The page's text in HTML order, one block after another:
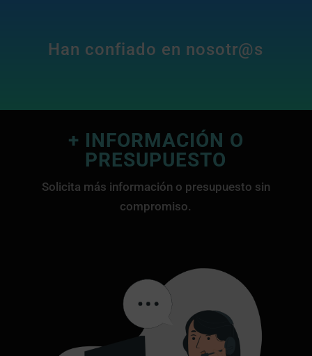
Han confiado en nosotr@s
+ INFORMACIÓN O
PRESUPUESTO
Solicita más información o presupuesto sin
compromiso.